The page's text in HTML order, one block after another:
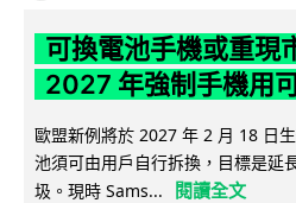
可換電池手機或重
2027 年強制手機用
歐盟新例將於 2027 年 2 月 18 日
池須可由用戶自行拆換，目標是延
圾。現時 Sams...
閱讀全文